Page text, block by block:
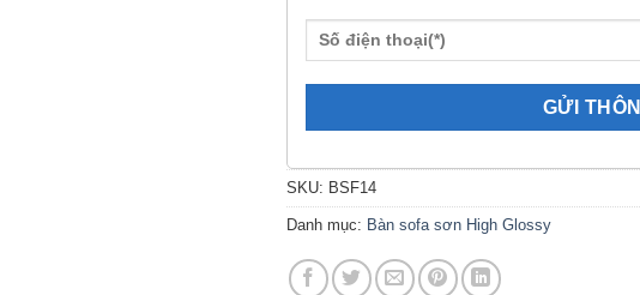
SKU: BSF14
Danh mục: Bàn sofa sơn High Glossy